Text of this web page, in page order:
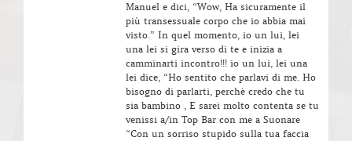
Manuel e dici, “Wow, Ha sicuramente il
più transessuale corpo che io abbia mai
visto.” In quel momento, io un lui, lei
una lei si gira verso di te e inizia a
camminarti incontro!!! io un lui, lei una
lei dice, “Ho sentito che parlavi di me. Ho
bisogno di parlarti, perchè credo che tu
sia bambino , E sarei molto contenta se tu
venissi a/in Top Bar con me a Suonare
“Con un sorriso stupido sulla tua faccia